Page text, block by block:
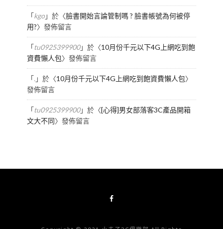
「kgo」於〈臉書開始言論管制嗎 ? 臉書帳號為何被停
用?〉發佈留言
「tu0925399900」於〈10月份千元以下4G上網吃到飽
資費懶人包〉發佈留言
「.」於〈10月份千元以下4G上網吃到飽資費懶人包〉
發佈留言
「tu0925399900」於〈[心得]男女部落客3C產品開箱
文大不同〉發佈留言